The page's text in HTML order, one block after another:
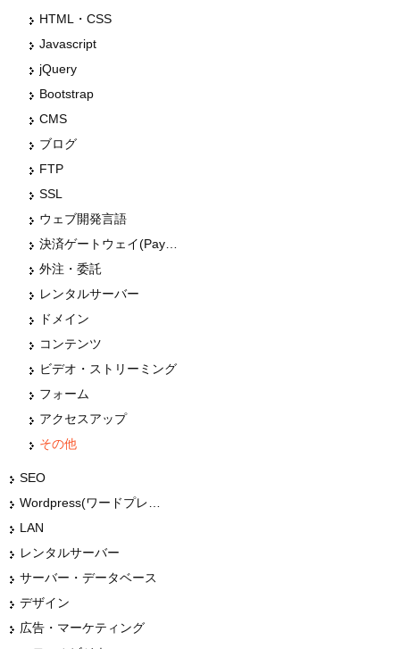
HTML・CSS
Javascript
jQuery
Bootstrap
CMS
ブログ
FTP
SSL
ウェブ開発言語
外注・委託
レンタルサーバー
ドメイン
コンテンツ
ビデオ・ストリーミング
フォーム
アクセスアップ
その他
SEO
LAN
レンタルサーバー
サーバー・データベース
デザイン
広告・マーケティング